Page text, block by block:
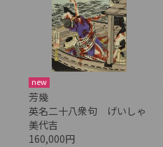
new
芳幾
英名二十八衆句 げいしゃ
美代吉
160,000円